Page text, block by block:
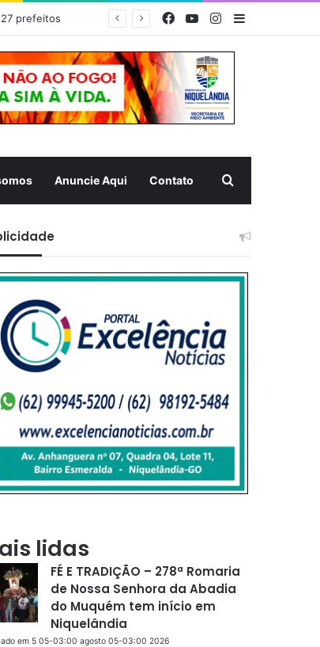
FacebookYouTubeInstagram
Anuncie Aqui Contato
lidas
FÉ E TRADIÇÃO – 278ª Romaria
de Nossa Senhora da Abadia
do Muquém tem início em
Niquelândia
em 5 05-03:00 agosto 05-03:00 2026